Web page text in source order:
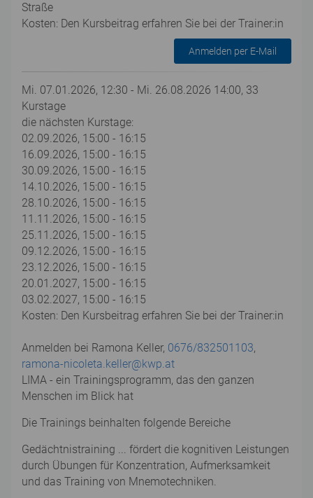
Straße
Kosten: Den Kursbeitrag erfahren Sie bei der Trainer:in
Anmelden per E-Mail
Mi. 07.01.2026, 12:30 - Mi. 26.08.2026 14:00, 33
Kurstage
die nächsten Kurstage:
02.09.2026, 15:00 - 16:15
16.09.2026, 15:00 - 16:15
30.09.2026, 15:00 - 16:15
14.10.2026, 15:00 - 16:15
28.10.2026, 15:00 - 16:15
11.11.2026, 15:00 - 16:15
25.11.2026, 15:00 - 16:15
09.12.2026, 15:00 - 16:15
23.12.2026, 15:00 - 16:15
20.01.2027, 15:00 - 16:15
03.02.2027, 15:00 - 16:15
Kosten: Den Kursbeitrag erfahren Sie bei der Trainer:in
Anmelden bei Ramona Keller, 0676/832501103,
ramona-nicoleta.keller@kwp.at
LIMA - ein Trainingsprogramm, das den ganzen
Menschen im Blick hat
Die Trainings beinhalten folgende Bereiche
Gedächtnistraining ... fördert die kognitiven Leistungen
durch Übungen für Konzentration, Aufmerksamkeit
und das Training von Mnemotechniken.